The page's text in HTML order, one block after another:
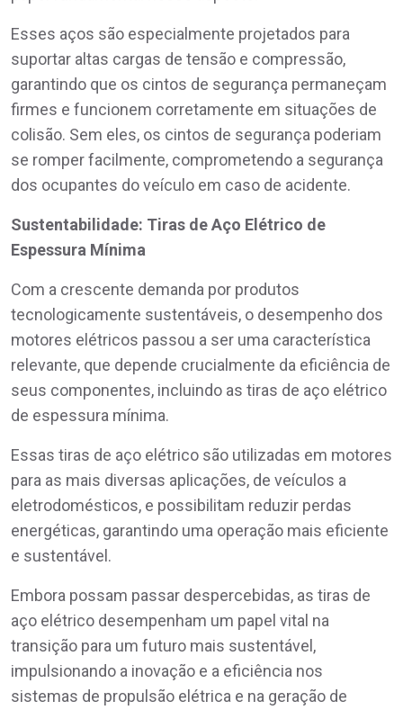
Esses aços são especialmente projetados para
suportar altas cargas de tensão e compressão,
garantindo que os cintos de segurança permaneçam
firmes e funcionem corretamente em situações de
colisão. Sem eles, os cintos de segurança poderiam
se romper facilmente, comprometendo a segurança
dos ocupantes do veículo em caso de acidente.
Sustentabilidade: Tiras de Aço Elétrico de
Espessura Mínima
Com a crescente demanda por produtos
tecnologicamente sustentáveis, o desempenho dos
motores elétricos passou a ser uma característica
relevante, que depende crucialmente da eficiência de
seus componentes, incluindo as tiras de aço elétrico
de espessura mínima.
Essas tiras de aço elétrico são utilizadas em motores
para as mais diversas aplicações, de veículos a
eletrodomésticos, e possibilitam reduzir perdas
energéticas, garantindo uma operação mais eficiente
e sustentável.
Embora possam passar despercebidas, as tiras de
aço elétrico desempenham um papel vital na
transição para um futuro mais sustentável,
impulsionando a inovação e a eficiência nos
sistemas de propulsão elétrica e na geração de